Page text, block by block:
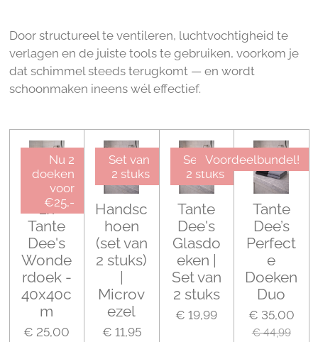
Door structureel te ventileren, luchtvochtigheid te
verlagen en de juiste tools te gebruiken, voorkom je
dat schimmel steeds terugkomt — en wordt
schoonmaken ineens wél effectief.
Nu 2
doeken
voor
€25,-
2x
Tante
Dee's
Wonde
rdoek -
40x40c
m
€ 25,00
Set van
2 stuks
Handsc
hoen
(set van
2 stuks)
|
Microv
ezel
€ 11,95
Set van
2 stuks
Tante
Dee's
Glasdo
eken |
Set van
2 stuks
€ 19,99
Voordeelbundel!
Tante
Dee’s
Perfect
e
Doeken
Duo
€ 35,00
€ 44,99